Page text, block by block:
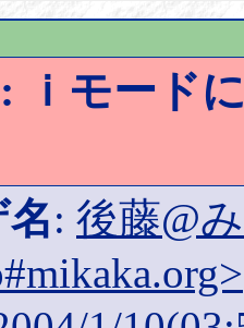
ｉモード
: 後藤@